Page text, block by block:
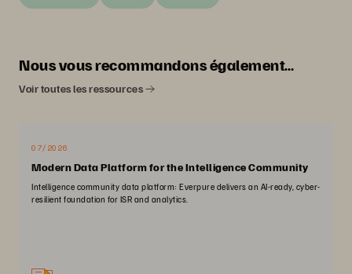
Nous vous recommandons également…
Voir toutes les ressources
07/2026
Modern Data Platform for the Intelligence Community
Intelligence community data platform: Everpure delivers an AI-ready, cyber-
resilient foundation for ISR and analytics.